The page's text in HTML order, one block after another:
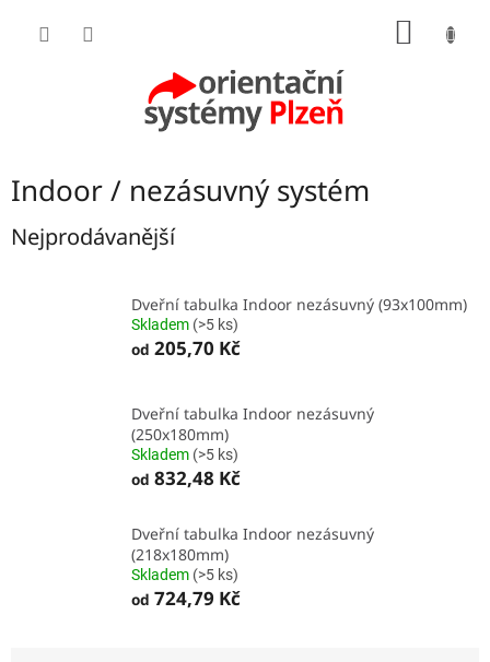
Indoor / nezásuvný systém
Nejprodávanější
Dveřní tabulka Indoor nezásuvný (93x100mm)
Skladem (>5 ks)
od 205,70 Kč
Dveřní tabulka Indoor nezásuvný
(250x180mm)
Skladem (>5 ks)
od 832,48 Kč
Dveřní tabulka Indoor nezásuvný
(218x180mm)
Skladem (>5 ks)
od 724,79 Kč